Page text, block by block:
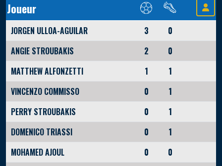
Joueur
JORGEN ULLOA-AGUILAR 3
0
ANGIE STROUBAKIS
2
0
MATTHEW ALFONZETTI
1
1
VINCENZO COMMISSO
0
1
PERRY STROUBAKIS
0
1
DOMENICO TRIASSI
0
1
MOHAMED AJOUL
0
0